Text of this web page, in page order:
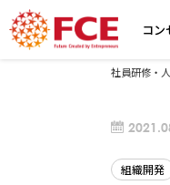
コン
社員研修・
組織開発